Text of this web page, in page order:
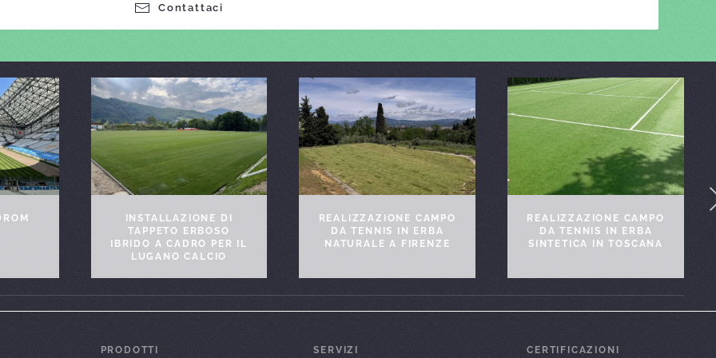
Contattaci
DI
REALIZZAZIONE CAMPO
DA TENNIS IN ERBA
NATURALE A FIRENZE
REALIZZAZIONE CAMPO
DA TENNIS IN ERBA
SINTETICA IN TOSCANA
STADIO
PRATO –
COMPLETO
PRODOTTI SERVIZI CERTIFICAZIONI